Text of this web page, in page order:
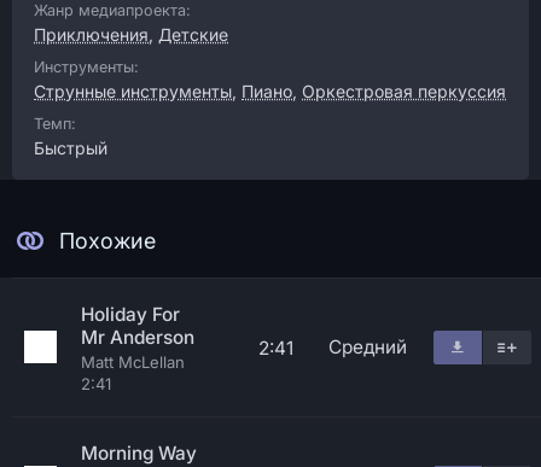
Жанр медиапроекта:
Приключения, Детские
Инструменты:
Струнные инструменты, Пиано, Оркестровая перкуссия
Темп:
Быстрый
Похожие
Holiday For
Mr Anderson
Matt McLellan
2:41
2:41 Средний
Morning Way